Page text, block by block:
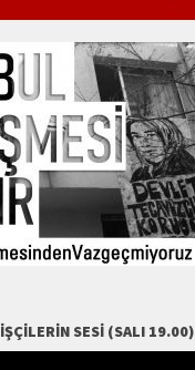
İŞÇILERIN SESI (SALI 19.00)